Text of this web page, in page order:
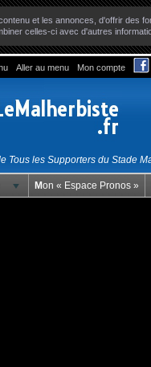
et les annonces, d'offrir des
celles-ci avec d'autres
Aller au menu Mon compte
Tous les Supporters du Stade
Mon « Espace Pronos »